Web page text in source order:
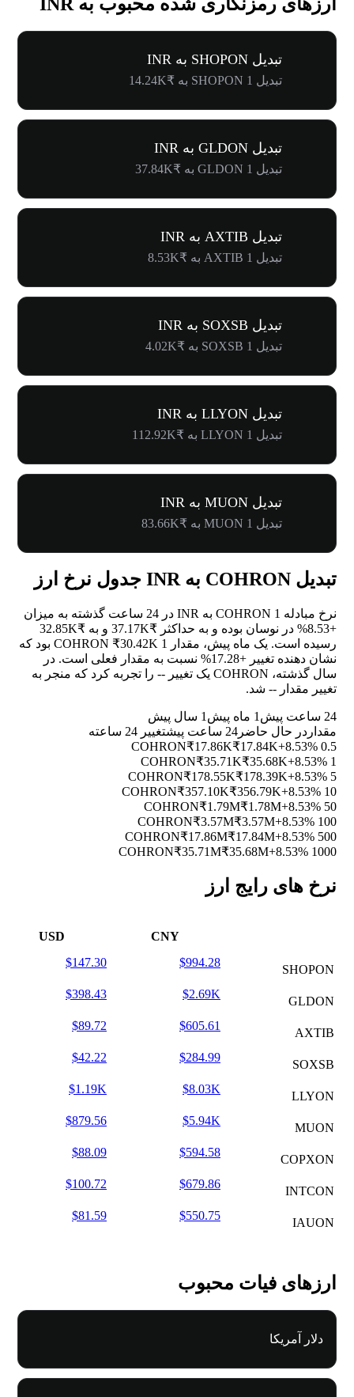
تبدیل SHOPON به INR
تبدیل 1 SHOPON به ₹14.24K
تبدیل GLDON به INR
تبدیل 1 GLDON به ₹37.84K
تبدیل AXTIB به INR
تبدیل 1 AXTIB به ₹8.53K
تبدیل SOXSB به INR
تبدیل 1 SOXSB به ₹4.02K
تبدیل LLYON به INR
تبدیل 1 LLYON به ₹112.92K
تبدیل MUON به INR
تبدیل 1 MUON به ₹83.66K
تبدیل COHRON به INR جدول نرخ ارز
نرخ مبادله 1 COHRON به INR در 24 ساعت گذشته به میزان
+8.53%
در نوسان بوده و به حداکثر ₹37.17K و به ₹32.85K
رسیده است. یک ماه پیش، مقدار 1 COHRON ₹30.42K بود که
نشان دهنده تغییر +17.28%
نسبت به مقدار فعلی است. در
سال گذشته، COHRON یک تغییر
-- را تجربه کرد که منجر به
تغییر مقدار -- شد.
24 ساعت پیش 1 ماه پیش
1 سال پیش
مقدار در حال حاضر 24 ساعت پیش
تغییر 24 ساعته
0.5 COHRON
₹17.86K₹17.84K+8.53%
1 COHRON
₹35.71K₹35.68K+8.53%
5 COHRON
₹178.55K₹178.39K+8.53%
10 COHRON
₹357.10K₹356.79K+8.53%
50 COHRON
₹1.79M₹1.78M+8.53%
100 COHRON
₹3.57M₹3.57M+8.53%
500 COHRON
₹17.86M₹17.84M+8.53%
1000 COHRON
₹35.71M₹35.68M+8.53%
نرخ های رایج ارز
CNY
USD
SHOPON
$994.28
$147.30
GLDON
$2.69K
$398.43
AXTIB
$605.61
$89.72
SOXSB
$284.99
$42.22
LLYON
$8.03K
$1.19K
MUON
$5.94K
$879.56
COPXON
$594.58
$88.09
INTCON
$679.86
$100.72
IAUON
$550.75
$81.59
ارزهای فیات محبوب
دلار آمریکا